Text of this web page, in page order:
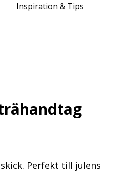
Inspiration & Tips
Perfekt till julens